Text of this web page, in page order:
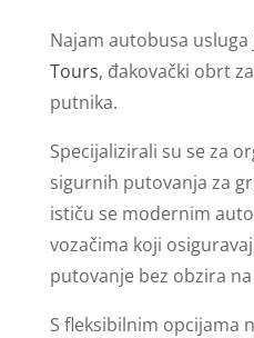
Najam autobusa
Tours, đakovački obrt
putnika.
Specijalizirali su se za
sigurnih putovanja za
ističu se modernim
vozačima koji
putovanje bez obzira
S fleksibilnim opcijama